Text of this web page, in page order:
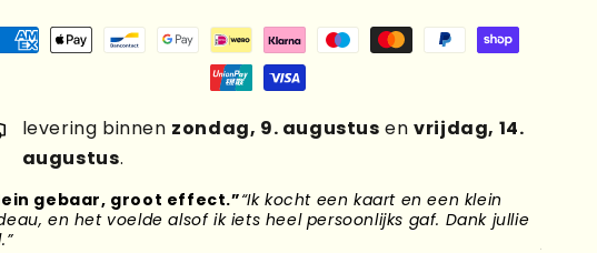
levering binnen zondag, 9. augustus envrijdag, 14.
augustus.
gebaar, groot effect.”“Ik kocht een kaart en een klein
en het voelde alsof ik iets heel persoonlijks gaf. Dank jullie